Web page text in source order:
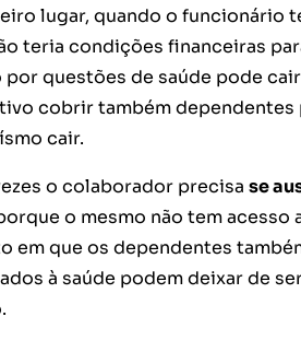
lugar, quando o funcionário
teria condições financeiras
questões de saúde pode
cobrir também dependentes
cair.
o colaborador precisa se
o mesmo não tem acesso
em que os dependentes
à saúde podem deixar de